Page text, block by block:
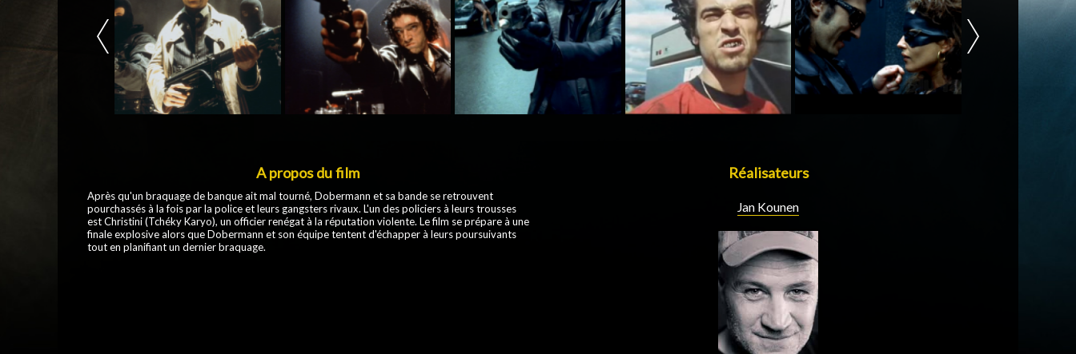
A propos du film
Après qu'un braquage de banque ait mal tourné, Dobermann et sa bande se retrouvent
pourchassés à la fois par la police et leurs gangsters rivaux. L'un des policiers à leurs trousses
est Christini (Tchéky Karyo), un officier renégat à la réputation violente. Le film se prépare à une
finale explosive alors que Dobermann et son équipe tentent d'échapper à leurs poursuivants
tout en planifiant un dernier braquage.
Réalisateurs
Jan Kounen